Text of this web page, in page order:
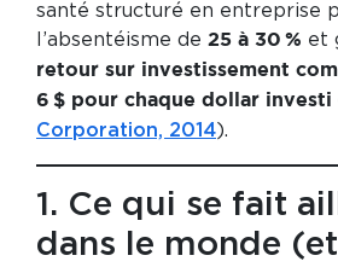
santé structuré en entreprise
l’absentéisme de 25 à 30 % et
retour sur investissement
6 $ pour chaque dollar investi
Corporation, 2014).
1. Ce qui se fait
dans le monde